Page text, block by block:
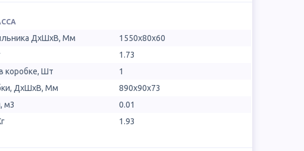
ДхШхВ, Мм
1550x80x60
1.73
коробке, Шт
1
ДхШхВ, Мм
890x90x73
м3
0.01
1.93